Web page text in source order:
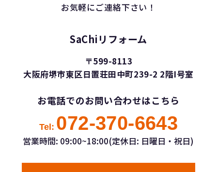
お気軽にご連絡下さい！
SaChiリフォーム
〒599-8113
大阪府堺市東区日置荘田中町239-2 2階I号室
お電話でのお問い合わせはこちら
Tel: 072-370-6643
営業時間: 09:00~18:00(定休日: 日曜日・祝日)